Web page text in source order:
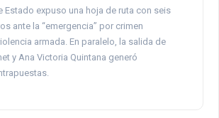
Estado expuso una hoja de ruta con seis
ante la “emergencia” por crimen
armada. En paralelo, la salida de
y Ana Victoria Quintana generó